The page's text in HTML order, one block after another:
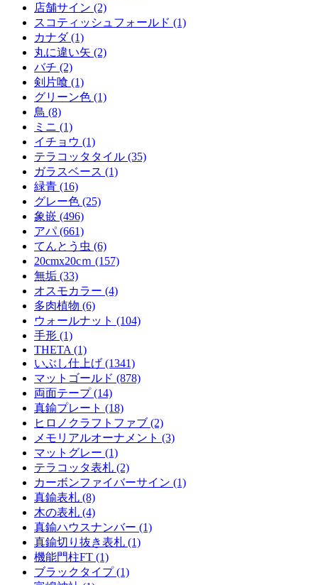
店舗サイン (2)
スコティッシュフォールド (1)
カナダ (1)
丸に違い矢 (2)
バチ (2)
剣片喰 (1)
グリーン色 (1)
鳥 (8)
ミニ (1)
イチョウ (1)
テラコッタタイル (35)
ガラスベース (1)
緑青 (16)
グレー色 (25)
象嵌 (496)
アパ (661)
てんとう虫 (6)
20cmx20cｍ (157)
無垢 (33)
オスモカラー (4)
多肉植物 (6)
ウォールナット (104)
手形 (1)
THETA (1)
いぶし仕上げ (1341)
マットゴールド (878)
両面テープ (14)
真鍮プレート (18)
ヒロノクラフトファブ (2)
メモリアルオーナメント (3)
マットグレー (1)
テラコッタ表札 (2)
カーボンファイバーサイン (1)
真鍮表札 (8)
木の表札 (4)
真鍮ハウスナンバー (1)
真鍮切り抜き表札 (1)
機能門柱FT (1)
ブラックタイプ (1)